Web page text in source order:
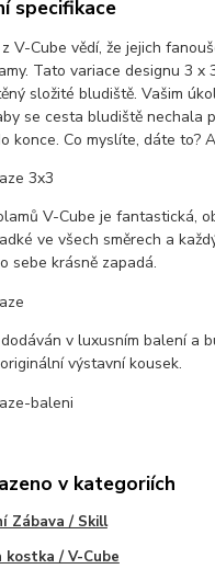
specifikace
V-Cube vědí, že jejich
Tato variace designu 3 x
složité bludiště. Vašim
se cesta bludiště nechala
konce. Co myslíte, dáte to?
V-Cube je fantastická,
ve všech směrech a
sebe krásně zapadá.
v luxusním balení a
výstavní kousek.
v kategoriích
Zábava / Skill
kostka / V-Cube